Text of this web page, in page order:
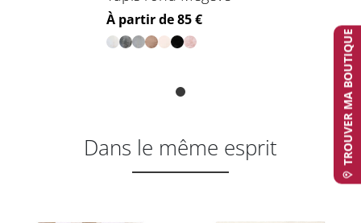
Prix
À partir de 85 €
Dans le même esprit TROUVER MA BOUTIQUE